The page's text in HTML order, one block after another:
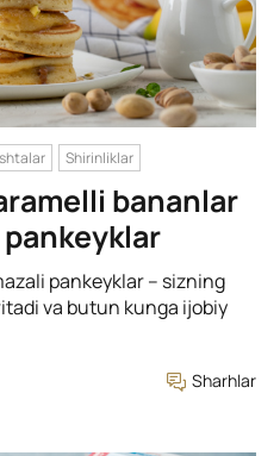
Shirinliklar
bananlar
pankeyklar – sizning
va butun kunga ijobiy
Sharhlar